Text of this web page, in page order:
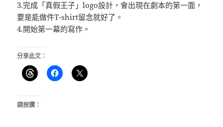
3.完成「真假王子」logo設計，會出現在劇本的第一面，
要是能做件T-shirt留念就好了。
4.開始第一幕的寫作。
分享此文：
請按讚：